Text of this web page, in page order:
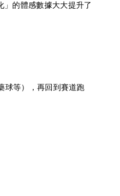
」的體感數據大大提升了
球等），再回到賽道跑